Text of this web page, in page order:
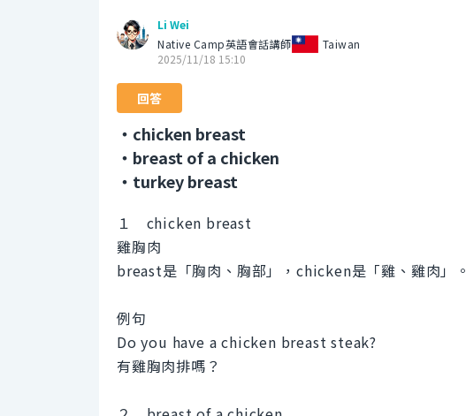
Li Wei
Native Camp英語會話講師
Taiwan
2025/11/18 15:10
回答
・chicken breast
・breast of a chicken
・turkey breast
１ chicken breast
雞胸肉
breast是「胸肉、胸部」，chicken是「雞、雞肉」。
例句
Do you have a chicken breast steak?
有雞胸肉排嗎？